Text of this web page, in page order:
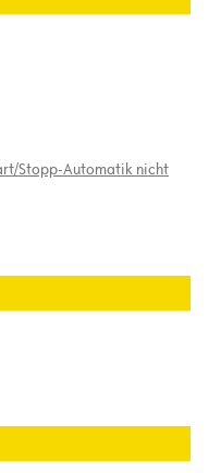
Stopp-Automatik nicht